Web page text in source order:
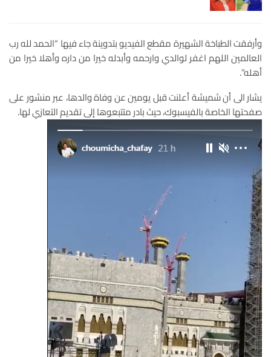
وأرفقت الطباخة الشهيرة مقطع الفيديو بتدوينة جاء فيها “الحمد لله رب
العالمين اللهم اغفر لوالدي وارحمه وأبدله خيرا من داره وأهلا خيرا من
أهله”.
يشار الى أن شميشة أعلنت قبل يومين عن وفاة والدها، عبر منشور على
صفحتها الخاصة بالفيسبوك، حيث بادر متتبعوها إلى تقديم التعازي لها.